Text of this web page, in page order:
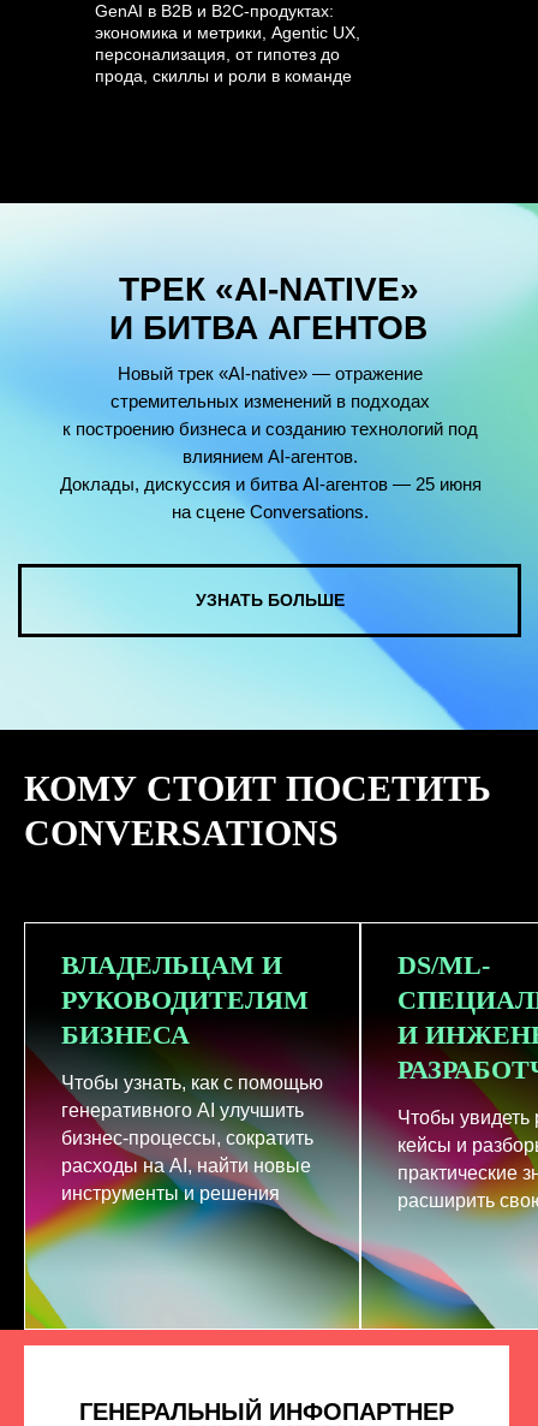
GenAI в B2B и B2C-продуктах:
экономика и метрики, Agentic UX,
персонализация, от гипотез до
прода, скиллы и роли в команде
КОМУ СТОИТ ПОСЕТИТЬ
CONVERSATIONS
ВЛАДЕЛЬЦАМ И
РУКОВОДИТЕЛЯМ
БИЗНЕСА
Чтобы узнать, как с помощью
генеративного AI улучшить
бизнес-процессы, сократить
расходы на AI, найти новые
инструменты и решения
DS/ML-
И
Чтобы увидеть
кейсы и
практические
расширить